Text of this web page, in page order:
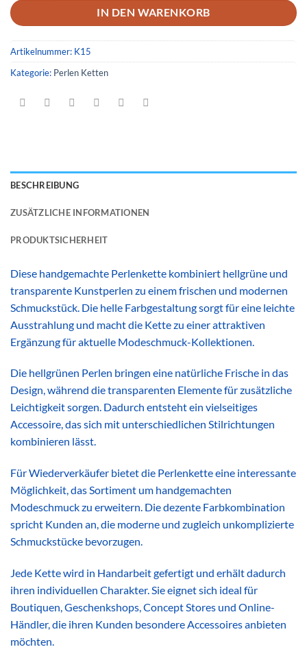
IN DEN WARENKORB
Artikelnummer: K15
Kategorie: Perlen Ketten
BESCHREIBUNG
ZUSÄTZLICHE INFORMATIONEN
PRODUKTSICHERHEIT
Diese handgemachte Perlenkette kombiniert hellgrüne und
transparente Kunstperlen zu einem frischen und modernen
Schmuckstück. Die helle Farbgestaltung sorgt für eine leichte
Ausstrahlung und macht die Kette zu einer attraktiven
Ergänzung für aktuelle Modeschmuck-Kollektionen.
Die hellgrünen Perlen bringen eine natürliche Frische in das
Design, während die transparenten Elemente für zusätzliche
Leichtigkeit sorgen. Dadurch entsteht ein vielseitiges
Accessoire, das sich mit unterschiedlichen Stilrichtungen
kombinieren lässt.
Für Wiederverkäufer bietet die Perlenkette eine interessante
Möglichkeit, das Sortiment um handgemachten
Modeschmuck zu erweitern. Die dezente Farbkombination
spricht Kunden an, die moderne und zugleich unkomplizierte
Schmuckstücke bevorzugen.
Jede Kette wird in Handarbeit gefertigt und erhält dadurch
ihren individuellen Charakter. Sie eignet sich ideal für
Boutiquen, Geschenkshops, Concept Stores und Online-
Händler, die ihren Kunden besondere Accessoires anbieten
möchten.